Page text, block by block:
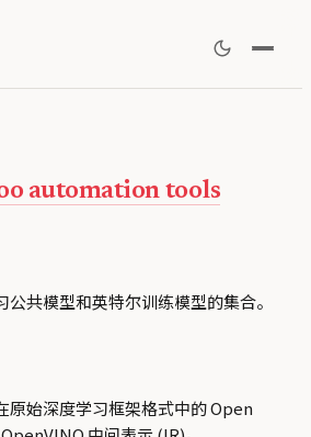
automation tools
共模型和英特尔训练模型的集合。
原始深度学习框架格式中的 Open